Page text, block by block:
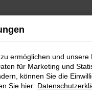
ermöglichen und unsere
für Marketing und
können Sie die
Sie hier: